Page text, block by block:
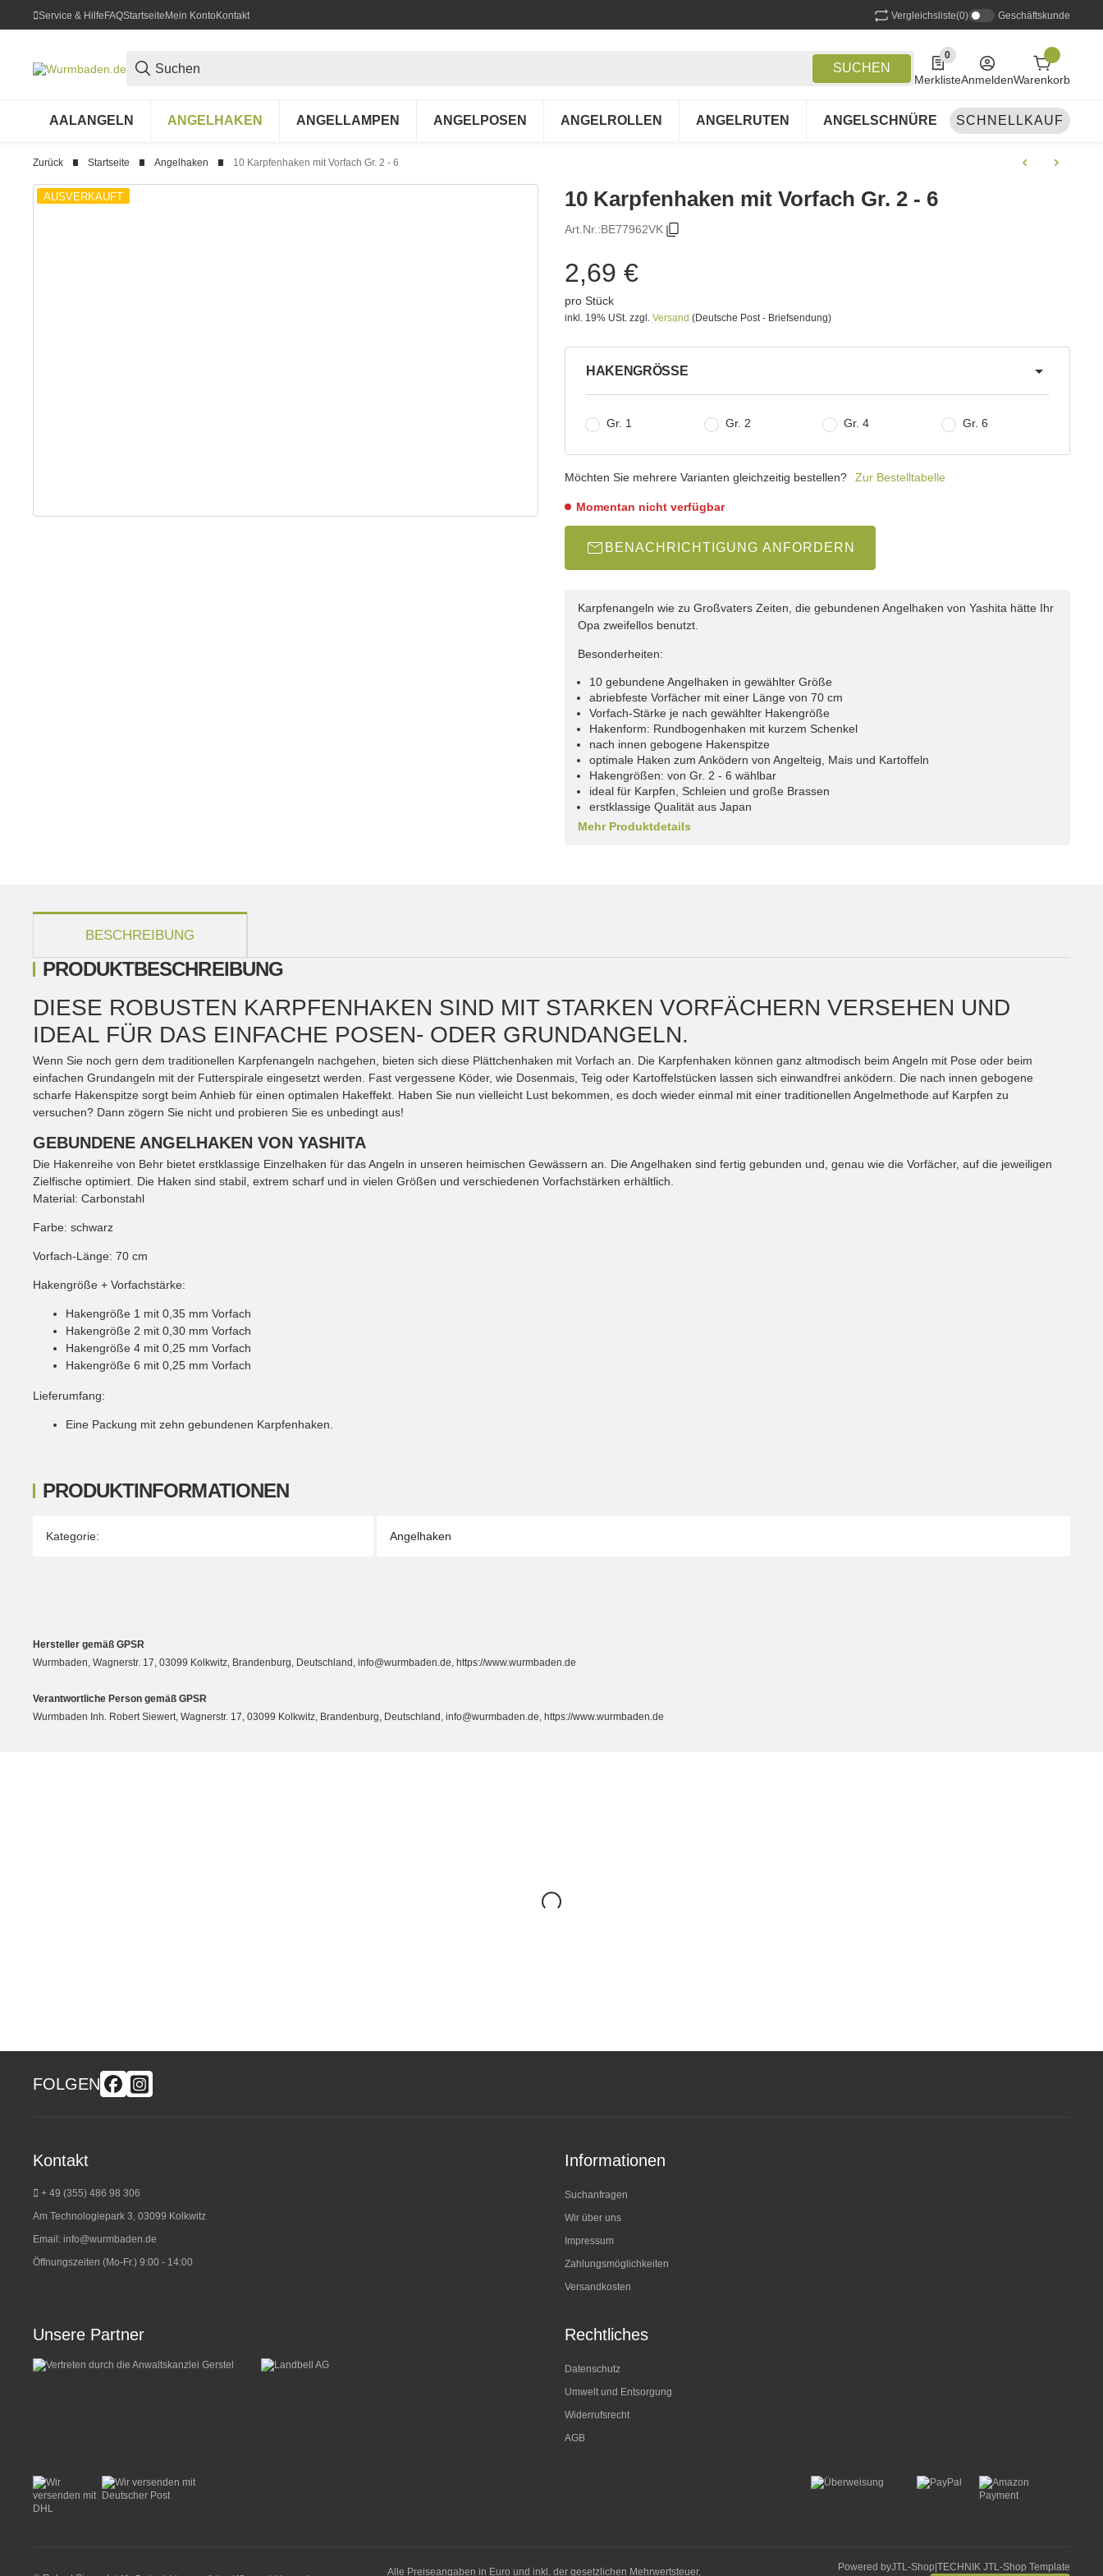
Service & HilfeFAQStartseiteMein KontoKontakt Vergleichsliste(0) Geschäftskunde
SUCHEN
0
0 Produkte in der Liste
MerklisteAnmeldenWarenkorb
AALANGELN ANGELHAKEN ANGELLAMPEN ANGELPOSEN ANGELROLLEN ANGELRUTEN ANGELSCHNÜRE ANGELSETS
SCHNELLKAUF
Zurück Startseite Angelhaken 10 Karpfenhaken mit Vorfach Gr. 2 - 6
AUSVERKAUFT 10 Karpfenhaken mit Vorfach Gr. 2 - 6
Art.Nr.:BE77962VK
2,69 €
pro Stück
inkl. 19% USt. zzgl. Versand (Deutsche Post - Briefsendung)
HAKENGRÖSSE
Gr. 1 Gr. 2 Gr. 4 Gr. 6
Möchten Sie mehrere Varianten gleichzeitig bestellen? Zur Bestelltabelle
Momentan nicht verfügbar
BENACHRICHTIGUNG ANFORDERN
Karpfenangeln wie zu Großvaters Zeiten, die gebundenen Angelhaken von Yashita hätte Ihr
Opa zweifellos benutzt.
Besonderheiten:
10 gebundene Angelhaken in gewählter Größe
abriebfeste Vorfächer mit einer Länge von 70 cm
Vorfach-Stärke je nach gewählter Hakengröße
Hakenform: Rundbogenhaken mit kurzem Schenkel
nach innen gebogene Hakenspitze
optimale Haken zum Anködern von Angelteig, Mais und Kartoffeln
Hakengrößen: von Gr. 2 - 6 wählbar
ideal für Karpfen, Schleien und große Brassen
erstklassige Qualität aus Japan
Mehr Produktdetails
BESCHREIBUNG
PRODUKTINFORMATIONEN
Produkteigenschaft
Wert
Kategorie: Angelhaken
PRODUKTBESCHREIBUNG
DIESE ROBUSTEN KARPFENHAKEN SIND MIT STARKEN VORFÄCHERN VERSEHEN UND
IDEAL FÜR DAS EINFACHE POSEN- ODER GRUNDANGELN.
Wenn Sie noch gern dem traditionellen Karpfenangeln nachgehen, bieten sich diese Plättchenhaken mit Vorfach an. Die Karpfenhaken können ganz altmodisch beim Angeln mit Pose oder beim
einfachen Grundangeln mit der Futterspirale eingesetzt werden. Fast vergessene Köder, wie Dosenmais, Teig oder Kartoffelstücken lassen sich einwandfrei anködern. Die nach innen gebogene
scharfe Hakenspitze sorgt beim Anhieb für einen optimalen Hakeffekt. Haben Sie nun vielleicht Lust bekommen, es doch wieder einmal mit einer traditionellen Angelmethode auf Karpfen zu
versuchen? Dann zögern Sie nicht und probieren Sie es unbedingt aus!
GEBUNDENE ANGELHAKEN VON YASHITA
Die Hakenreihe von Behr bietet erstklassige Einzelhaken für das Angeln in unseren heimischen Gewässern an. Die Angelhaken sind fertig gebunden und, genau wie die Vorfächer, auf die jeweiligen
Zielfische optimiert. Die Haken sind stabil, extrem scharf und in vielen Größen und verschiedenen Vorfachstärken erhältlich.
Material: Carbonstahl
Farbe: schwarz
Vorfach-Länge: 70 cm
Hakengröße + Vorfachstärke:
Hakengröße 1 mit 0,35 mm Vorfach
Hakengröße 2 mit 0,30 mm Vorfach
Hakengröße 4 mit 0,25 mm Vorfach
Hakengröße 6 mit 0,25 mm Vorfach
Lieferumfang:
Eine Packung mit zehn gebundenen Karpfenhaken.
Hersteller gemäß GPSR
Wurmbaden, Wagnerstr. 17, 03099 Kolkwitz, Brandenburg, Deutschland, info@wurmbaden.de, https://www.wurmbaden.de
Verantwortliche Person gemäß GPSR
Wurmbaden Inh. Robert Siewert, Wagnerstr. 17, 03099 Kolkwitz, Brandenburg, Deutschland, info@wurmbaden.de, https://www.wurmbaden.de
FOLGEN
Kontakt
+ 49 (355) 486 98 306
Am Technologiepark 3, 03099 Kolkwitz
Email: info@wurmbaden.de
Öffnungszeiten (Mo-Fr.) 9:00 - 14:00
Informationen
Suchanfragen
Wir über uns
Impressum
Zahlungsmöglichkeiten
Versandkosten
Unsere Partner Rechtliches
Datenschutz
Umwelt und Entsorgung
Widerrufsrecht
AGB
Alle Preiseangaben in Euro und inkl. der gesetzlichen Mehrwertsteuer, Powered byJTL-Shop TECHNIK JTL-Shop Template